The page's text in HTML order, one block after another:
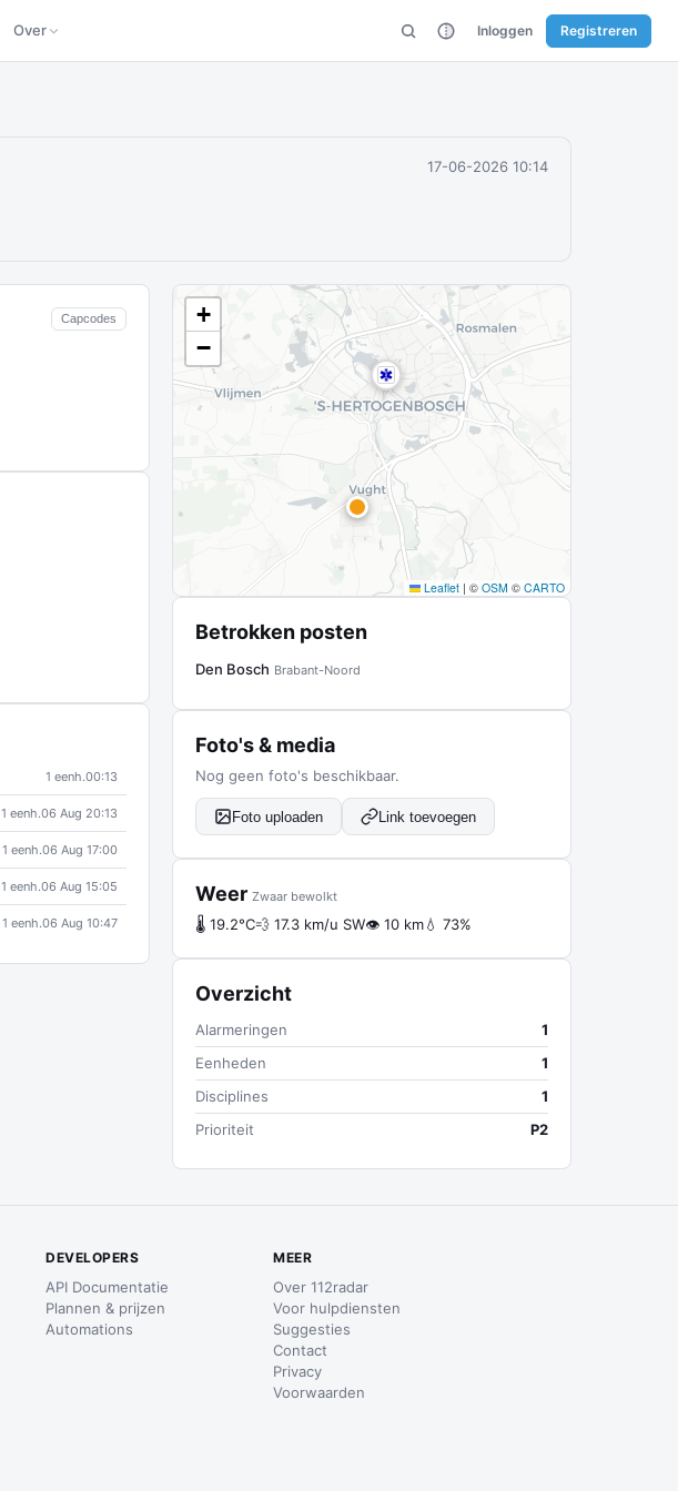
Over Inloggen Registreren
17-06-2026 10:14
Capcodes
1 eenh.00:13
1 eenh.06 Aug 20:13
1 eenh.06 Aug 17:00
1 eenh.06 Aug 15:05
1 eenh.06 Aug 10:47
+
−
Leaflet | © OSM © CARTO
Betrokken posten
Den Bosch Brabant-Noord
Foto's & media
Nog geen foto's beschikbaar.
Foto uploaden Link toevoegen
Weer Zwaar bewolkt
🌡 19.2°C💨 17.3 km/u SW👁 10 km💧 73%
Overzicht
Alarmeringen
1
Eenheden
1
Disciplines
1
Prioriteit
P2
DEVELOPERS
API Documentatie
Plannen & prijzen
Automations
MEER
Over 112radar
Voor hulpdiensten
Suggesties
Contact
Privacy
Voorwaarden